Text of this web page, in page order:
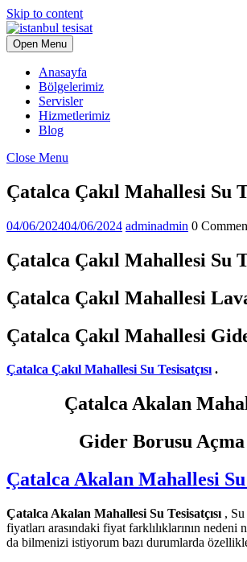
Skip to content
Open Menu
Anasayfa
Bölgelerimiz
Servisler
Hizmetlerimiz
Blog
Close Menu
Çatalca Çakıl Mahallesi Su
04/06/202404/06/2024 adminadmin 0
Çatalca Çakıl Mahallesi Su
Çatalca Çakıl Mahallesi
Çatalca Çakıl Mahallesi
Çatalca Çakıl Mahallesi Su Tesisatçısı.
Çatalca Akalan Mahallesi
Gider Borusu Açma ve
Çatalca Akalan Mahallesi Su
Çatalca Akalan Mahallesi Su Tesisatçısı ,
fiyatları arasındaki fiyat farklılıklarının
da bilmenizi istiyorum bazı durumlarda